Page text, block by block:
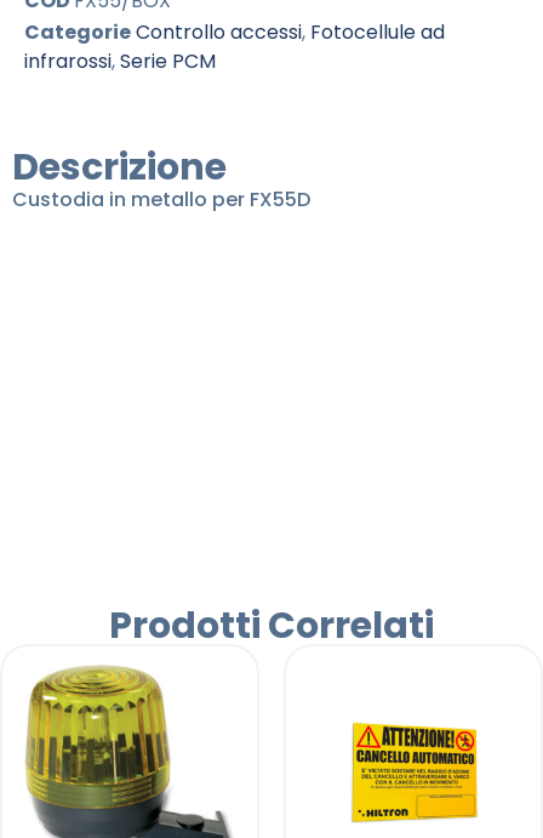
CategorieControllo accessi, Fotocellule ad
infrarossi,Serie PCM
Descrizione
Custodia in metallo per FX55D
Prodotti Correlati